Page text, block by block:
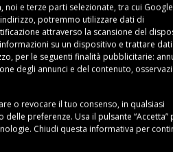
e terze parti selezionate, tra cui
, potremmo utilizzare dati di
attraverso la scansione del
su un dispositivo e trattare dati
per le seguenti finalità pubblicitarie:
degli annunci e del contenuto,
o revocare il tuo consenso, in qualsiasi
preferenze. Usa il pulsante “Accetta”
Chiudi questa informativa per
della casa che
della scalinatarende il
adatte anche per i restanti
migliore nelle stanze,
ovviamente, nelle